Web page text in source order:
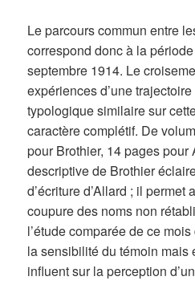
Le parcours commun entre
correspond donc à la
septembre 1914. Le
expériences d’une
typologique similaire sur
caractère complétif. De
pour Brothier, 14 pages
descriptive de Brothier
d’écriture d’Allard ; il permet
coupure des noms non
l’étude comparée de ce
la sensibilité du témoin mais
influent sur la perception